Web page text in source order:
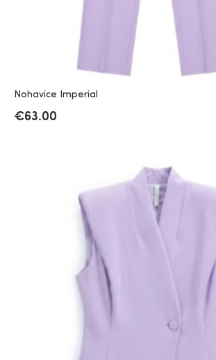
Nohavice Imperial
€63.00